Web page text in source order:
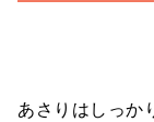
あさりはしっか